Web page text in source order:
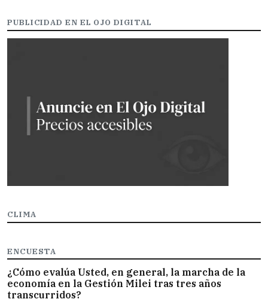
PUBLICIDAD EN EL OJO DIGITAL
CLIMA
ENCUESTA
¿Cómo evalúa Usted, en general, la marcha de la
economía en la Gestión Milei tras tres años
transcurridos?